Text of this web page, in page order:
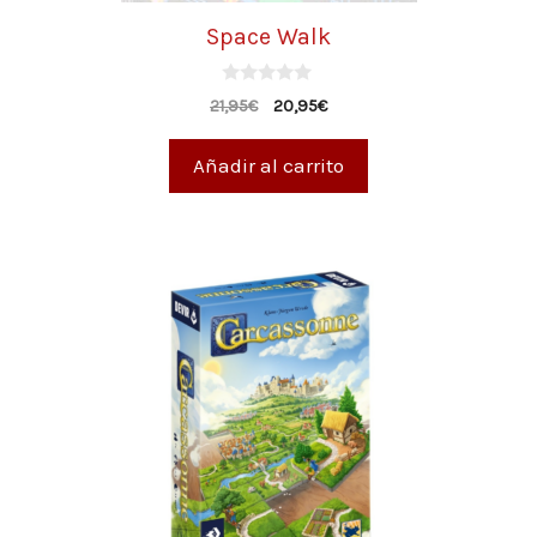
Space Walk
0
d
21,95€ 20,95€
Añadir al carrito